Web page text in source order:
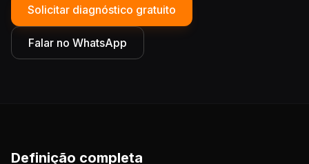
Solicitar diagnóstico gratuito
Falar no WhatsApp
Definição completa